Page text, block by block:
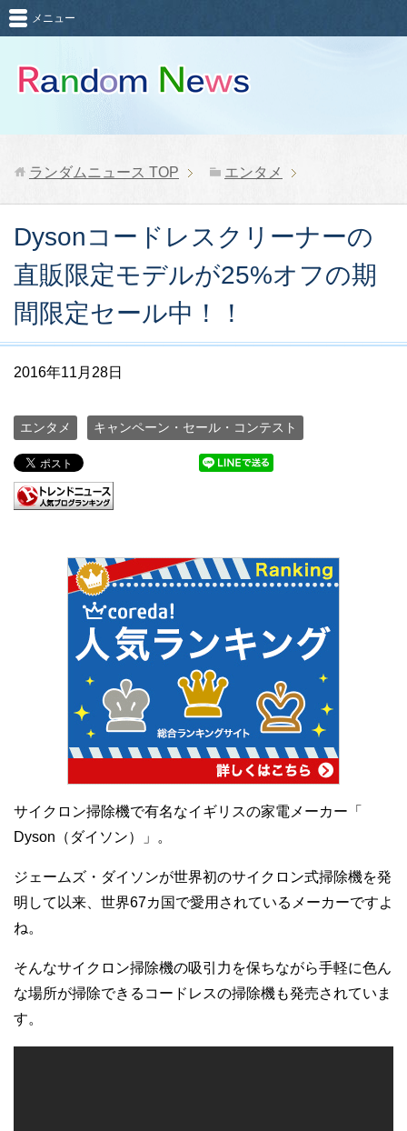
メニュー
ランダムニュース TOP エンタメ
Dysonコードレスクリーナーの
直販限定モデルが25%オフの期
間限定セール中！！
2016年11月28日
エンタメ キャンペーン・セール・コンテスト
サイクロン掃除機で有名なイギリスの家電メーカー「
Dyson（ダイソン）」。
ジェームズ・ダイソンが世界初のサイクロン式掃除機を発
明して以来、世界67カ国で愛用されているメーカーですよ
ね。
そんなサイクロン掃除機の吸引力を保ちながら手軽に色ん
な場所が掃除できるコードレスの掃除機も発売されていま
す。